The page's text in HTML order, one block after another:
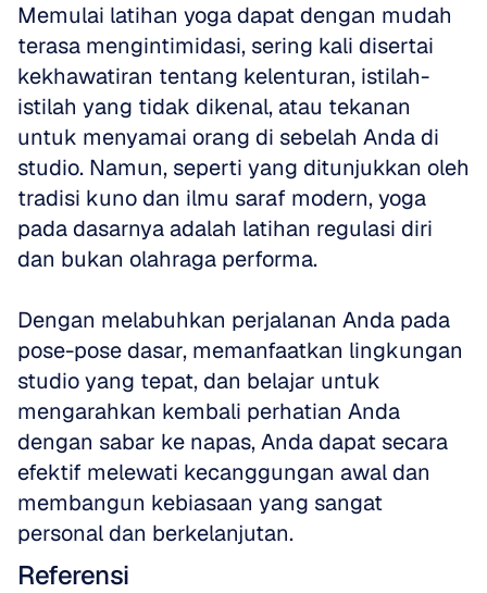
Memulai latihan yoga dapat dengan mudah
terasa mengintimidasi, sering kali disertai
kekhawatiran tentang kelenturan, istilah-
istilah yang tidak dikenal, atau tekanan
untuk menyamai orang di sebelah Anda di
studio. Namun, seperti yang ditunjukkan oleh
tradisi kuno dan ilmu saraf modern, yoga
pada dasarnya adalah latihan regulasi diri
dan bukan olahraga performa.
Dengan melabuhkan perjalanan Anda pada
pose-pose dasar, memanfaatkan lingkungan
studio yang tepat, dan belajar untuk
mengarahkan kembali perhatian Anda
dengan sabar ke napas, Anda dapat secara
efektif melewati kecanggungan awal dan
membangun kebiasaan yang sangat
personal dan berkelanjutan.
Referensi